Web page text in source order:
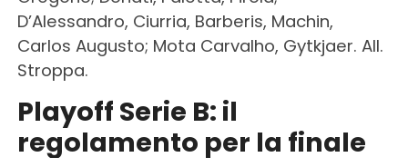
D’Alessandro, Ciurria, Barberis, Machin,
Carlos Augusto; Mota Carvalho, Gytkjaer. All.
Stroppa.
Playoff Serie B: il
regolamento per la finale